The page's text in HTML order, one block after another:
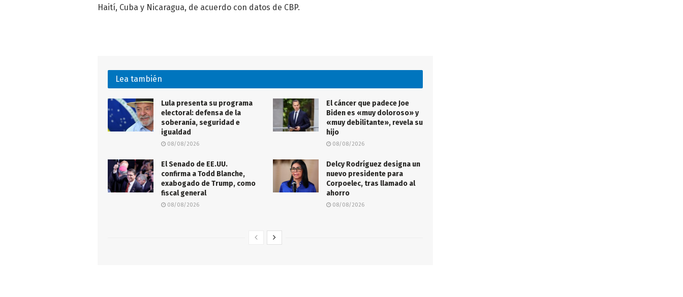
Haití, Cuba y Nicaragua, de acuerdo con datos de CBP.
Lea también
Lula presenta su programa
electoral: defensa de la
soberanía, seguridad e
igualdad
08/08/2026
El cáncer que padece Joe
Biden es «muy doloroso» y
«muy debilitante», revela su
hijo
08/08/2026
El Senado de EE.UU.
confirma a Todd Blanche,
exabogado de Trump, como
fiscal general
08/08/2026
Delcy Rodríguez designa un
nuevo presidente para
Corpoelec, tras llamado al
ahorro
08/08/2026